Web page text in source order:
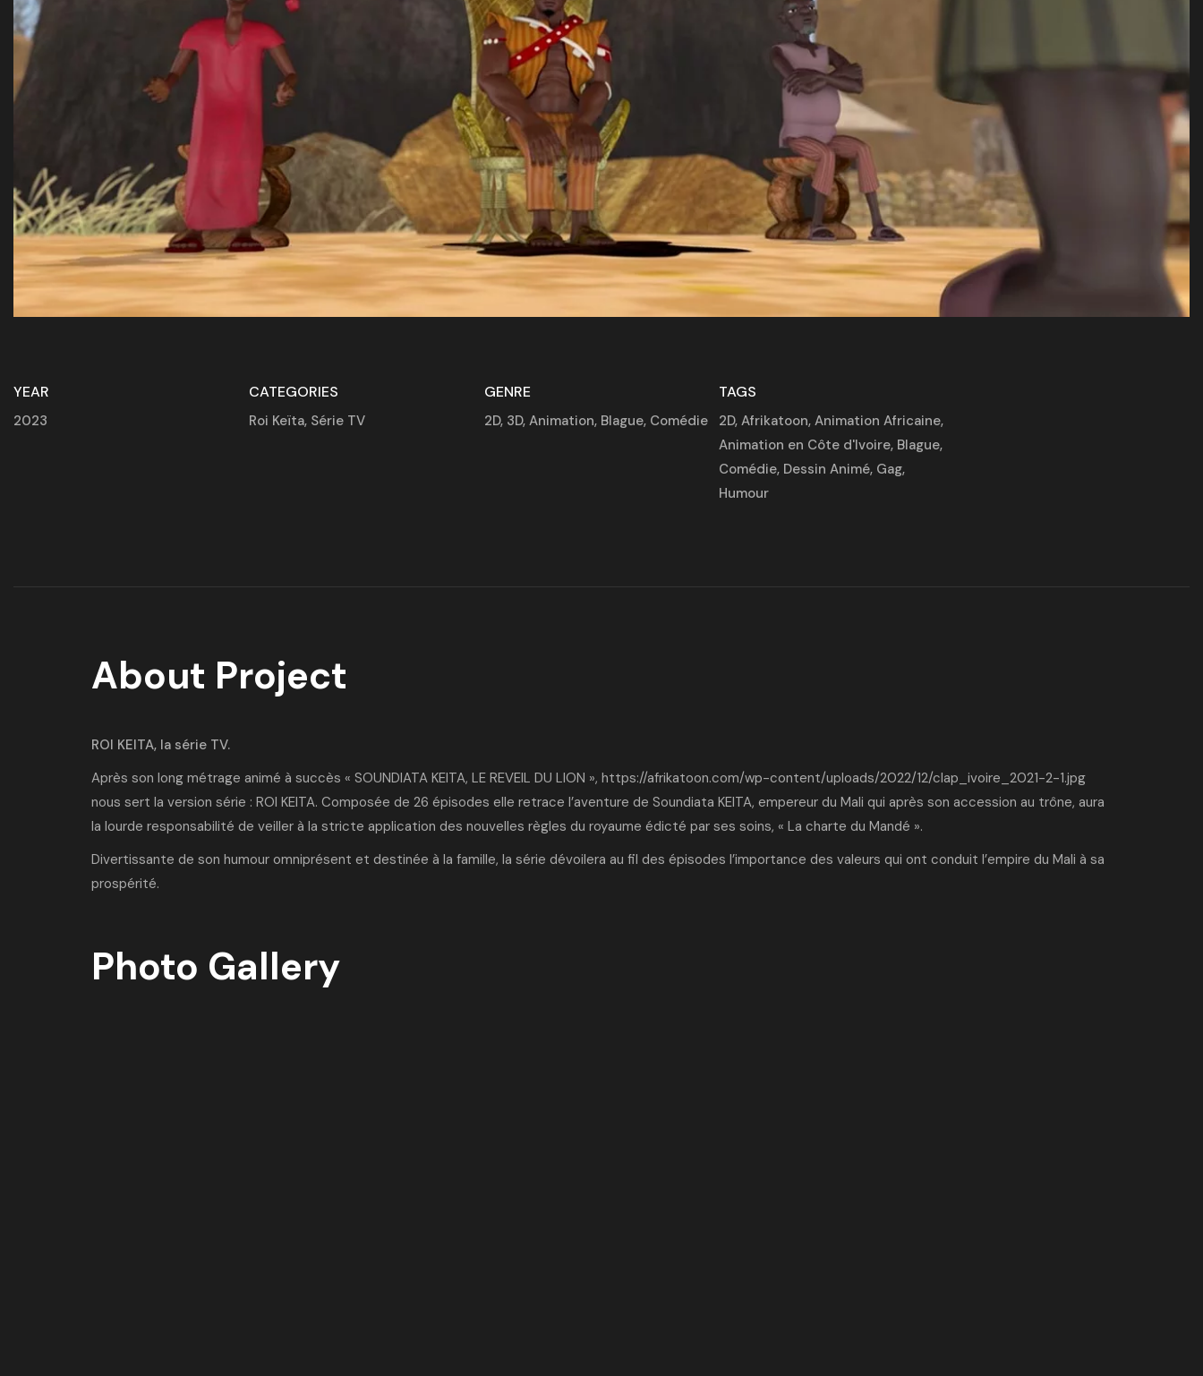
YEAR
2023
CATEGORIES
Roi Keïta, Série TV
GENRE
2D, 3D, Animation, Blague, Comédie
TAGS
2D,Afrikatoon,Animation Africaine,
Animation en Côte d'Ivoire, Blague,
Comédie, Dessin Animé, Gag,
Humour
About Project
ROI KEITA, la série TV.
Après son long métrage animé à succès « SOUNDIATA KEITA, LE REVEIL DU LION », https://afrikatoon.com/wp-content/uploads/2022/12/clap_ivoire_2021-2-1.jpg
nous sert la version série : ROI KEITA. Composée de 26 épisodes elle retrace l’aventure de Soundiata KEITA, empereur du Mali qui après son accession au trône, aura
la lourde responsabilité de veiller à la stricte application des nouvelles règles du royaume édicté par ses soins, « La charte du Mandé ».
Divertissante de son humour omniprésent et destinée à la famille, la série dévoilera au fil des épisodes l’importance des valeurs qui ont conduit l’empire du Mali à sa
prospérité.
Photo Gallery